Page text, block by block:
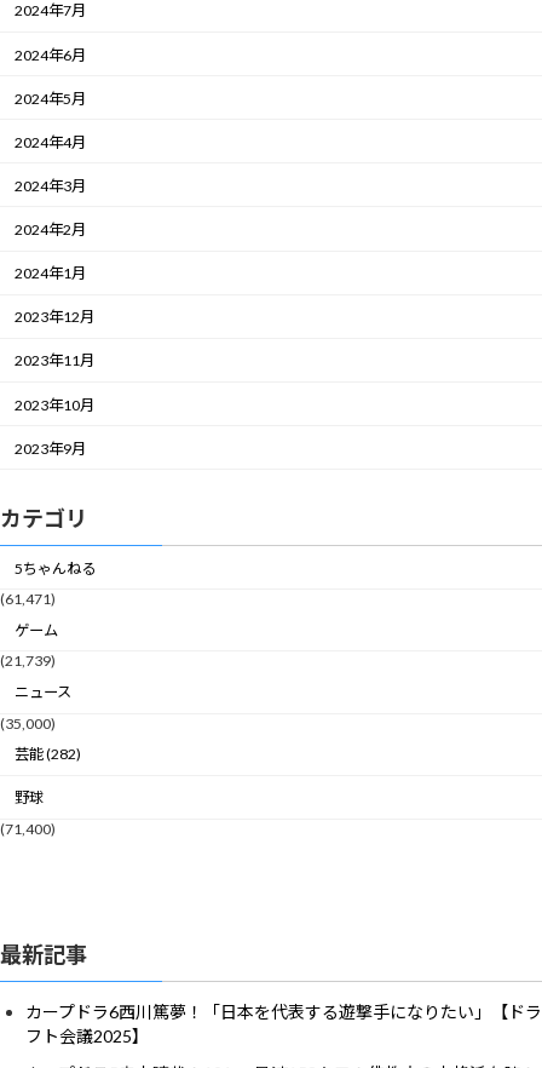
2024年7月
2024年6月
2024年5月
2024年4月
2024年3月
2024年2月
2024年1月
2023年12月
2023年11月
2023年10月
2023年9月
カテゴリ
5ちゃんねる
(61,471)
ゲーム
(21,739)
ニュース
(35,000)
芸能 (282)
野球
(71,400)
最新記事
カープドラ6西川篤夢！「日本を代表する遊撃手になりたい」【ドラ
フト会議2025】